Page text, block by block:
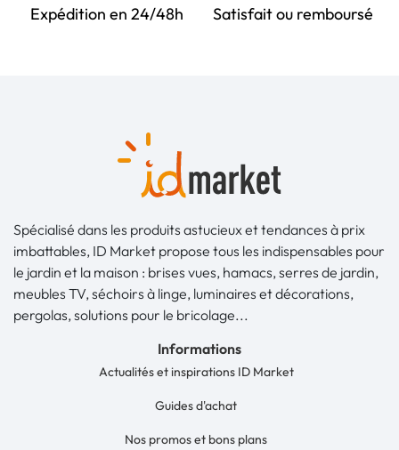
Expédition en 24/48h Satisfait ou remboursé
Spécialisé dans les produits astucieux et tendances à prix
imbattables, ID Market propose tous les indispensables pour
le jardin et la maison : brises vues, hamacs, serres de jardin,
meubles TV, séchoirs à linge, luminaires et décorations,
pergolas, solutions pour le bricolage...
Informations
Actualités et inspirations ID Market
Guides d'achat
Nos promos et bons plans